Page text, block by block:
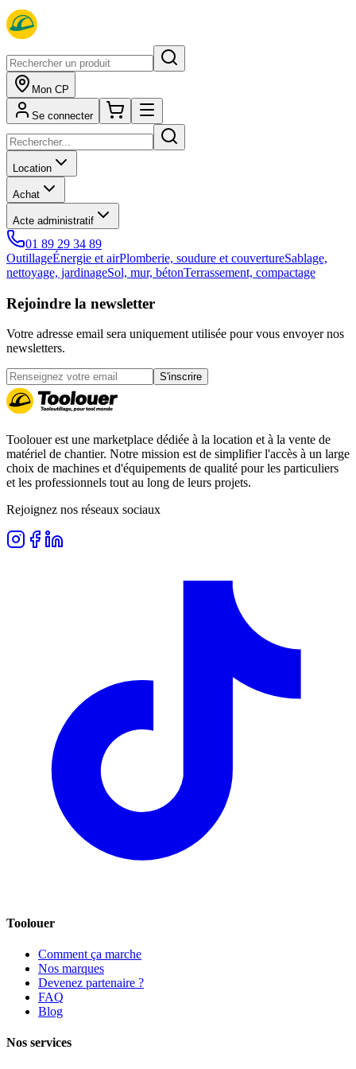
Mon CP
Se connecter
Location
Achat
Acte administratif
01 89 29 34 89
OutillageÉnergie et airPlomberie, soudure et couvertureSablage,
nettoyage, jardinageSol, mur, bétonTerrassement, compactage
Rejoindre la newsletter
Votre adresse email sera uniquement utilisée pour vous envoyer nos
newsletters.
S'inscrire
Toolouer est une marketplace dédiée à la location et à la vente de
matériel de chantier. Notre mission est de simplifier l'accès à un large
choix de machines et d'équipements de qualité pour les particuliers
et les professionnels tout au long de leurs projets.
Rejoignez nos réseaux sociaux
Toolouer
Comment ça marche
Nos marques
Devenez partenaire ?
FAQ
Blog
Nos services